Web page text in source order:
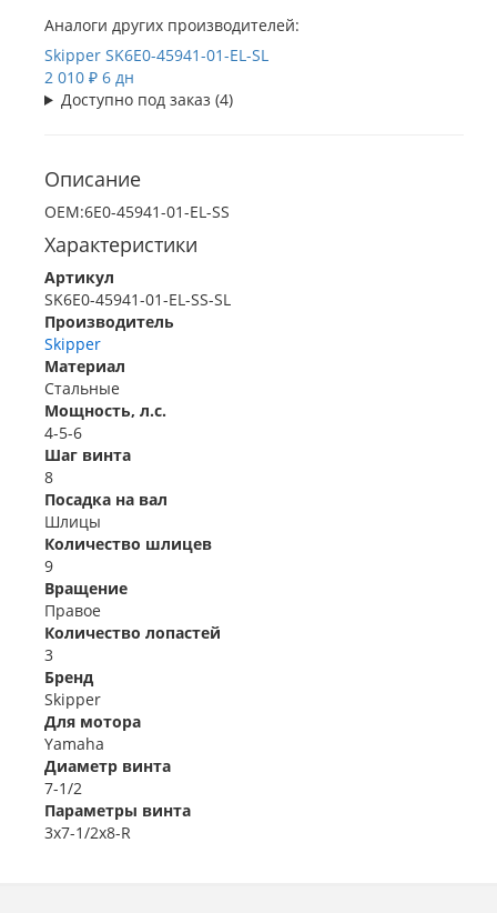
Аналоги других производителей:
Skipper SK6E0-45941-01-EL-SL
2 010 ₽ 6 дн
Доступно под заказ (4)
Описание
OEM:6E0-45941-01-EL-SS
Характеристики
Артикул
SK6E0-45941-01-EL-SS-SL
Производитель
Skipper
Материал
Стальные
Мощность, л.с.
4-5-6
Шаг винта
8
Посадка на вал
Шлицы
Количество шлицев
9
Вращение
Правое
Количество лопастей
3
Бренд
Skipper
Для мотора
Yamaha
Диаметр винта
7-1/2
Параметры винта
3x7-1/2x8-R